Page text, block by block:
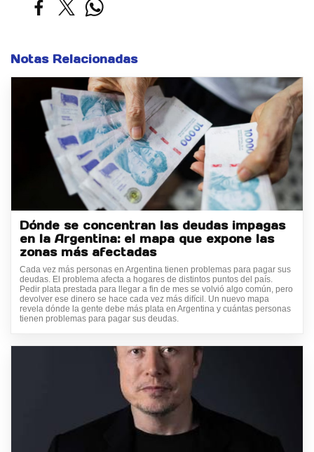
Notas Relacionadas
Dónde se concentran las deudas impagas
en la Argentina: el mapa que expone las
zonas más afectadas
Cada vez más personas en Argentina tienen problemas para pagar sus
deudas. El problema afecta a hogares de distintos puntos del país.
Pedir plata prestada para llegar a fin de mes se volvió algo común, pero
devolver ese dinero se hace cada vez más difícil. Un nuevo mapa
revela dónde la gente debe más plata en Argentina y cuántas personas
tienen problemas para pagar sus deudas.